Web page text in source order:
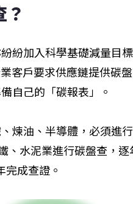
紛加入科學基礎減量目
客戶要求供應鏈提供碳
自己的「碳報表」。
煉油、半導體，必須進
、水泥業進行碳盤查，
成查證。